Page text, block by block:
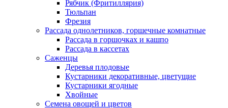
Рябчик (Фритиллярия)
Тюльпан
Фрезия
Рассада однолетников, горшечные комнатные
Рассада в горшочках и кашпо
Рассада в кассетах
Саженцы
Деревья плодовые
Кустарники декоративные, цветущие
Кустарники ягодные
Хвойные
Семена овощей и цветов